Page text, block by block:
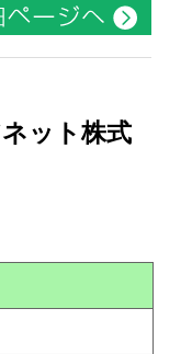
ット株式